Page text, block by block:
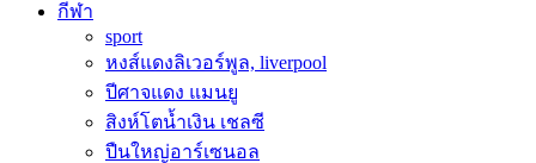
กีฬา
sport
หงส์แดงลิเวอร์พูล, liverpool
ปีศาจแดง แมนยู
สิงห์โตน้ำเงิน เชลซี
ปืนใหญ่อาร์เซนอล